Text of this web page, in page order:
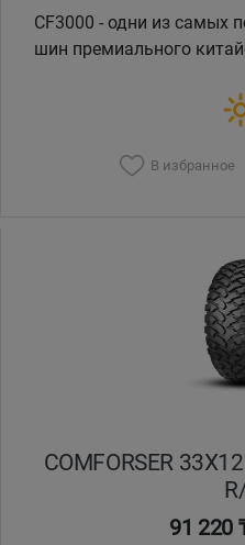
CF3000 - одни из самых
шин премиального
В избранное
COMFORSER
91 220